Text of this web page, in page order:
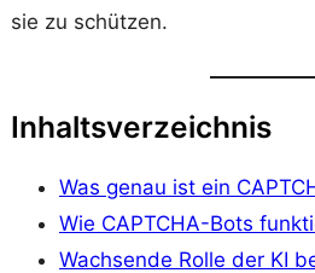
sie zu schützen.
Inhaltsverzeichnis
Was genau ist ein
Wie CAPTCHA-Bots
Wachsende Rolle der KI